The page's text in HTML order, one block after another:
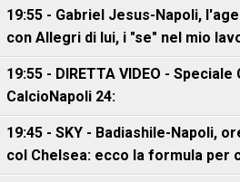
19:55 - Gabriel Jesus-Napoli,
con Allegri di lui, i "se" nel mio
19:55 - DIRETTA VIDEO -
CalcioNapoli 24:
19:45 - SKY - Badiashile-Napoli,
col Chelsea: ecco la formula per